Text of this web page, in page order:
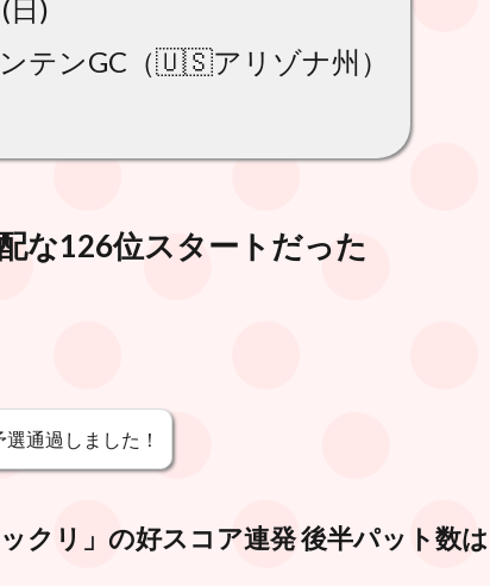
日)
テンGC（🇺🇸アリゾナ州）
な126位スタートだった
通過しました！
クリ」の好スコア連発 後半パット数は